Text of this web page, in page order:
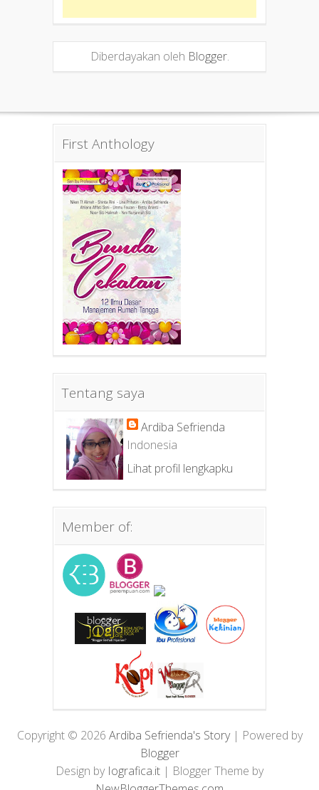
Diberdayakan oleh Blogger.
First Anthology
Tentang saya
Ardiba Sefrienda
Indonesia
Lihat profil lengkapku
Member of:
Copyright © 2026 Ardiba Sefrienda's Story| Powered by
Blogger
Design by Iografica.it | Blogger Theme by